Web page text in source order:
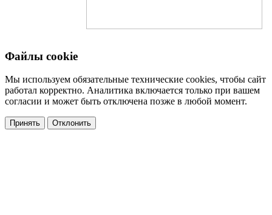
Файлы cookie
Мы используем обязательные технические cookies, чтобы сайт
работал корректно. Аналитика включается только при вашем
согласии и может быть отключена позже в любой момент.
Принять Отклонить